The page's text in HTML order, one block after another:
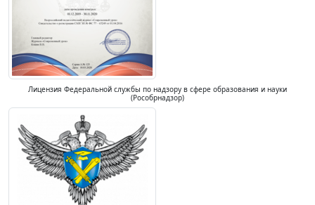
Лицензия Федеральной службы по надзору в сфере образования и науки
(Рособрнадзор)